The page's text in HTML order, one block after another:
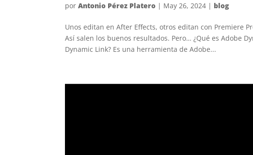
porAntonio Pérez Platero | May 26, 2024 | blog
Unos editan en After Effects, otros editan con Premiere
Así salen los buenos resultados. Pero… ¿Qué es Adobe
Dynamic Link? Es una herramienta de Adobe...